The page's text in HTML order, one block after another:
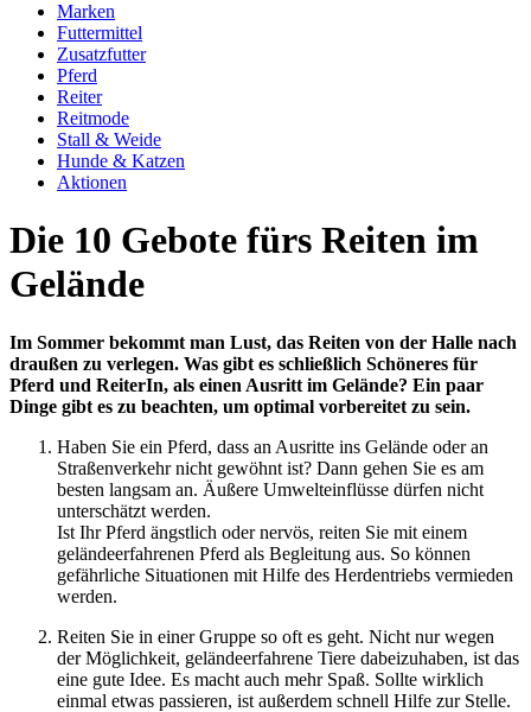
Marken
Futtermittel
Zusatzfutter
Pferd
Reiter
Reitmode
Stall & Weide
Hunde & Katzen
Aktionen
Die 10 Gebote fürs Reiten im
Gelände
Im Sommer bekommt man Lust, das Reiten von der Halle nach
draußen zu verlegen. Was gibt es schließlich Schöneres für
Pferd und ReiterIn, als einen Ausritt im Gelände? Ein paar
Dinge gibt es zu beachten, um optimal vorbereitet zu sein.
Haben Sie ein Pferd, dass an Ausritte ins Gelände oder an
Straßenverkehr nicht gewöhnt ist? Dann gehen Sie es am
besten langsam an. Äußere Umwelteinflüsse dürfen nicht
unterschätzt werden.
Ist Ihr Pferd ängstlich oder nervös, reiten Sie mit einem
geländeerfahrenen Pferd als Begleitung aus. So können
gefährliche Situationen mit Hilfe des Herdentriebs vermieden
werden.
Reiten Sie in einer Gruppe so oft es geht. Nicht nur wegen
der Möglichkeit, geländeerfahrene Tiere dabeizuhaben, ist das
eine gute Idee. Es macht auch mehr Spaß. Sollte wirklich
einmal etwas passieren, ist außerdem schnell Hilfe zur Stelle.